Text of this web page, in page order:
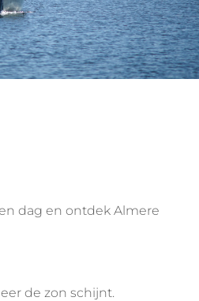
dag en ontdek Almere
de zon schijnt.